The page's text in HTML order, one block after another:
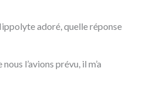
adoré, quelle réponse
l’avions prévu, il m’a